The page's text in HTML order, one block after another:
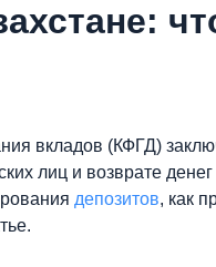
вкладов (КФГД)
лиц и возврате
депозитов, как